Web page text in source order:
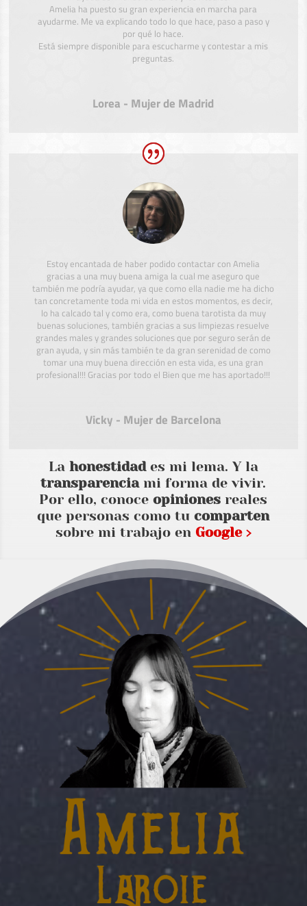
Amelia ha puesto su gran experiencia en marcha para
ayudarme. Me va explicando todo lo que hace, paso a paso y
por qué lo hace.
Está siempre disponible para escucharme y contestar a mis
preguntas.
Lorea - Mujer de Madrid
Estoy encantada de haber podido contactar con Amelia
gracias a una muy buena amiga la cual me aseguro que
también me podría ayudar, ya que como ella nadie me ha dicho
tan concretamente toda mi vida en estos momentos, es decir,
lo ha calcado tal y como era, como buena tarotista da muy
buenas soluciones, también gracias a sus limpiezas resuelve
grandes males y grandes soluciones que por seguro serán de
gran ayuda, y sin más también te da gran serenidad de como
tomar una muy buena dirección en esta vida, es una gran
profesional!!! Gracias por todo el Bien que me has aportado!!!
Vicky - Mujer de Barcelona
La honestidades mi lema. Y la
transparenciami forma de vivir.
Por ello, conoceopiniones reales
que personas como tucomparten
sobre mi trabajo en Google ›